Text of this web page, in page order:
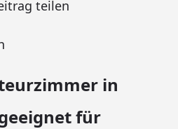
teilen
in
für